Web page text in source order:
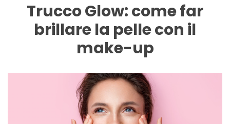
Trucco Glow: come far
brillare la pelle con il
make-up